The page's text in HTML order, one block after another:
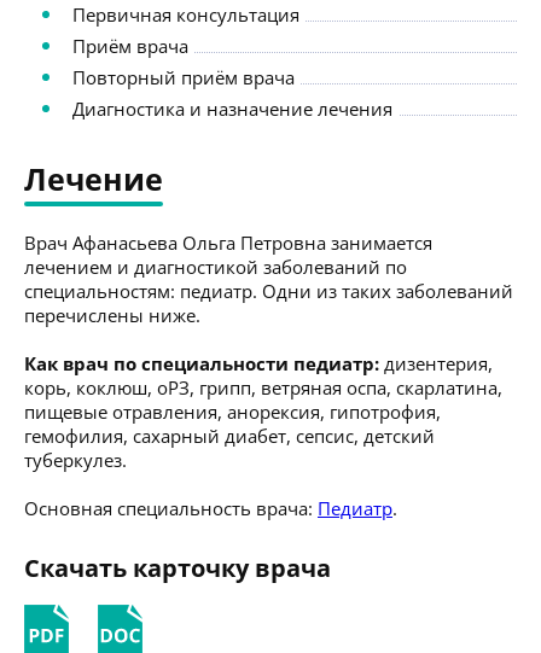
Первичная консультация
Приём врача
Повторный приём врача
Диагностика и назначение лечения
Лечение
Врач Афанасьева Ольга Петровна занимается
лечением и диагностикой заболеваний по
специальностям: педиатр. Одни из таких заболеваний
перечислены ниже.
Как врач по специальности педиатр: дизентерия,
корь, коклюш, оРЗ, грипп, ветряная оспа, скарлатина,
пищевые отравления, анорексия, гипотрофия,
гемофилия, сахарный диабет, сепсис, детский
туберкулез.
Основная специальность врача: Педиатр.
Скачать карточку врача